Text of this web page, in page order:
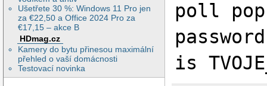
Ušetřete 30 %: Windows 11 Pro jen
za €22,50 a Office 2024 Pro za
€17,15 – akce B
HDmag.cz
Kamery do bytu přinesou maximální
přehled o vaší domácnosti
Testovací novinka
poll
is